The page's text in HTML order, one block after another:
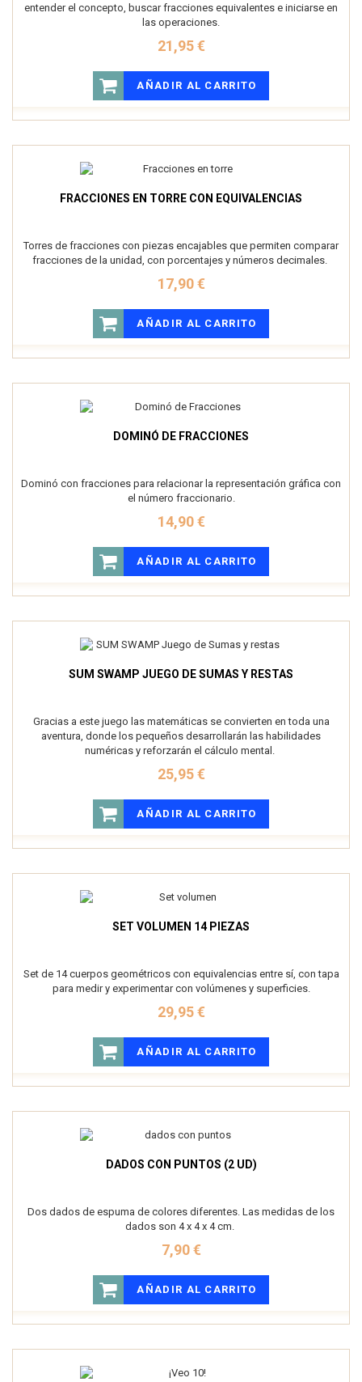
entender el concepto, buscar fracciones equivalentes e iniciarse en
las operaciones.
21,95 €
AÑADIR AL CARRITO
FRACCIONES EN TORRE CON EQUIVALENCIAS
Torres de fracciones con piezas encajables que permiten comparar
fracciones de la unidad, con porcentajes y números decimales.
17,90 €
AÑADIR AL CARRITO
DOMINÓ DE FRACCIONES
Dominó con fracciones para relacionar la representación gráfica con
el número fraccionario.
14,90 €
AÑADIR AL CARRITO
SUM SWAMP JUEGO DE SUMAS Y RESTAS
Gracias a este juego las matemáticas se convierten en toda una
aventura, donde los pequeños desarrollarán las habilidades
numéricas y reforzarán el cálculo mental.
25,95 €
AÑADIR AL CARRITO
SET VOLUMEN 14 PIEZAS
Set de 14 cuerpos geométricos con equivalencias entre sí, con tapa
para medir y experimentar con volúmenes y superficies.
29,95 €
AÑADIR AL CARRITO
DADOS CON PUNTOS (2 UD)
Dos dados de espuma de colores diferentes. Las medidas de los
dados son 4 x 4 x 4 cm.
7,90 €
AÑADIR AL CARRITO